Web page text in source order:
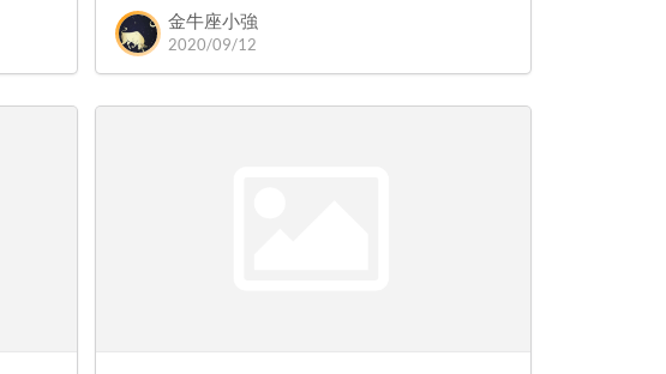
金牛座小強
2020/09/12